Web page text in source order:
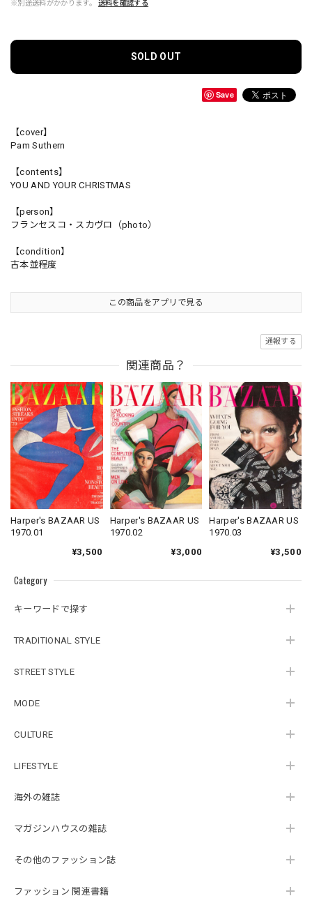
Category
キーワードで探す
TRADITIONAL STYLE
STREET STYLE
MODE
CULTURE
LIFESTYLE
海外の雑誌
マガジンハウスの雑誌
その他のファッション誌
ファッション 関連書籍
※別途送料がかかります。 送料を確認する
SOLD OUT
Save
【cover】
Pam Suthern
【contents】
YOU AND YOUR CHRISTMAS
【person】
フランセスコ・スカヴロ（photo）
【condition】
古本並程度
この商品をアプリで見る
通報する
関連商品？
Harper's BAZAAR US
1970.01
¥3,500
Harper's BAZAAR US
1970.02
¥3,000
Harper's BAZAAR US
1970.03
¥3,500